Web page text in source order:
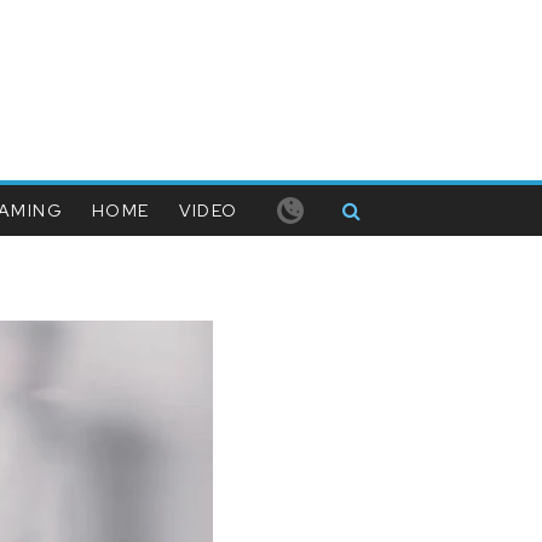
HOME VIDEO